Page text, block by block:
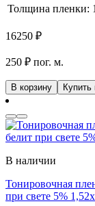
Толщина пленки:
16250 ₽
250 ₽ пог. м.
В корзину Купить
В наличии
Тонировочная
при свете 5%